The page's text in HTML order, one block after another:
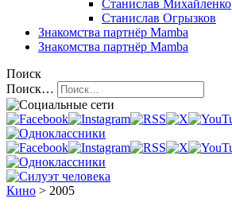
Станислав Михайленко
Станислав Огрызков
Знакомства партнёр Mamba
Знакомства партнёр Mamba
Поиск
Поиск…
Кино > 2005